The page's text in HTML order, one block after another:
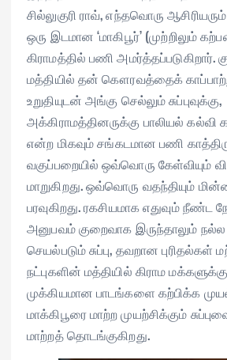
சில்லுகுரி ராவ், எந்தவொரு
ஒரு இடமான ‘மாகிபூர்’ (முற்றிலும்
கிராமத்தில் பணி அமர்த்தப்படுகிறார்.
மத்தியில் தன் கௌரவத்தைக்
உறுதியுடன் அங்கு செல்லும் சுப்புவுக்கு,
அக்கிராமத்தினருக்கு பாலியல் கல்வி
என்ற மிகவும் சங்கடமான பணி
வகுப்பறையில் ஒவ்வொரு கேள்வியும்
மாறுகிறது. ஒவ்வொரு வதந்தியும்
பரவுகிறது. ரகசியமாக எதுவும் நீண்ட
அனுபவம் குறைவாக இருந்தாலும்
செயல்படும் சுப்பு, தவறான புரிதல்கள்
நட்புகளின் மத்தியில் கிராம
முக்கியமான பாடங்களை கற்பிக்க
மாக்கிபூரை மாற்ற முயற்சிக்கும்
மாற்றத் தொடங்குகிறது.